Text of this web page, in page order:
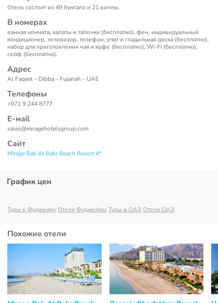
Отель состоит из 49 бунгало и 21 виллы.
В номерах
ванная комната, халаты и тапочки (бесплатно), фен, индивидуальный
кондиционер, телевизор, телефон, утюг и гладильная доска (бесплатно),
набор для приготовления чая и кофе (бесплатно), Wi-Fi (бесплатно),
сейф (бесплатно).
Адрес
Al Faqeet – Dibba – Fujariah – UAE
Телефоны
+971 9 244 8777
Е-маil
sales@miragehotelsgroup.com
Сайт
Mirage Bab Al Bahr Beach Resort 4*
График цен
Туры в Фуджейру Отели Фуджейры Туры в ОАЭ Отели ОАЭ
Похожие отели